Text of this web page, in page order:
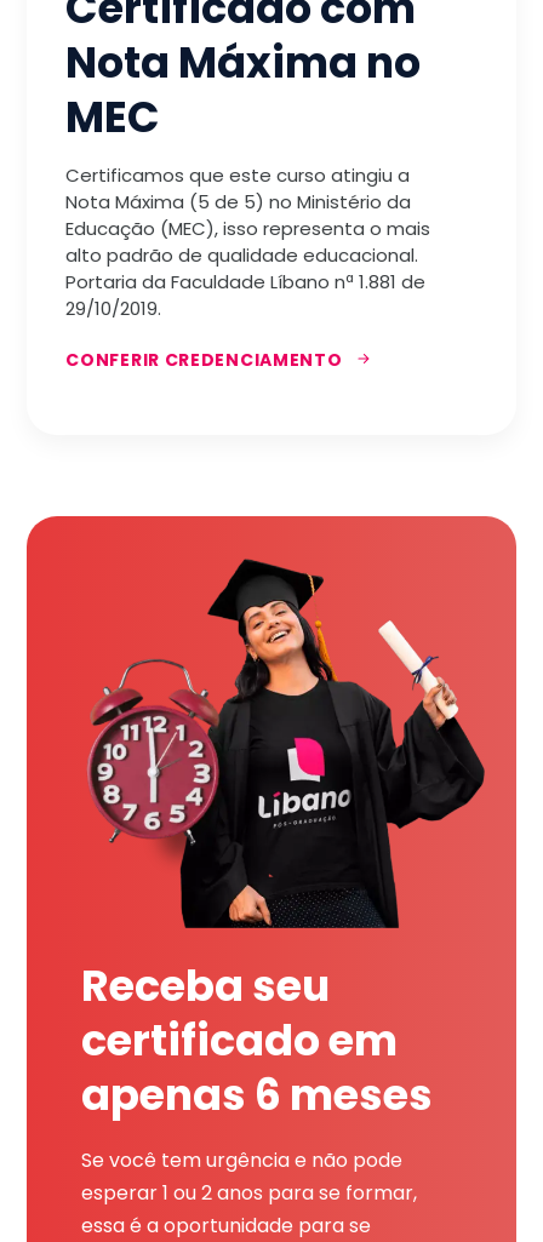
Nota Máxima no
MEC
Certificamos que este curso atingiu a
Nota Máxima (5 de 5) no Ministério da
Educação (MEC), isso representa o mais
alto padrão de qualidade educacional.
Portaria da Faculdade Líbano nª 1.881 de
29/10/2019.
CONFERIR CREDENCIAMENTO
Receba seu
certificado em
apenas 6 meses
Se você tem urgência e não pode
esperar 1 ou 2 anos para se formar,
essa é a oportunidade para se